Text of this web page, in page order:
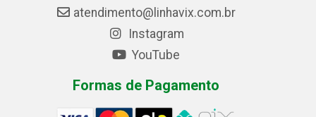
atendimento@linhavix.com.br
Instagram
YouTube
Formas de Pagamento